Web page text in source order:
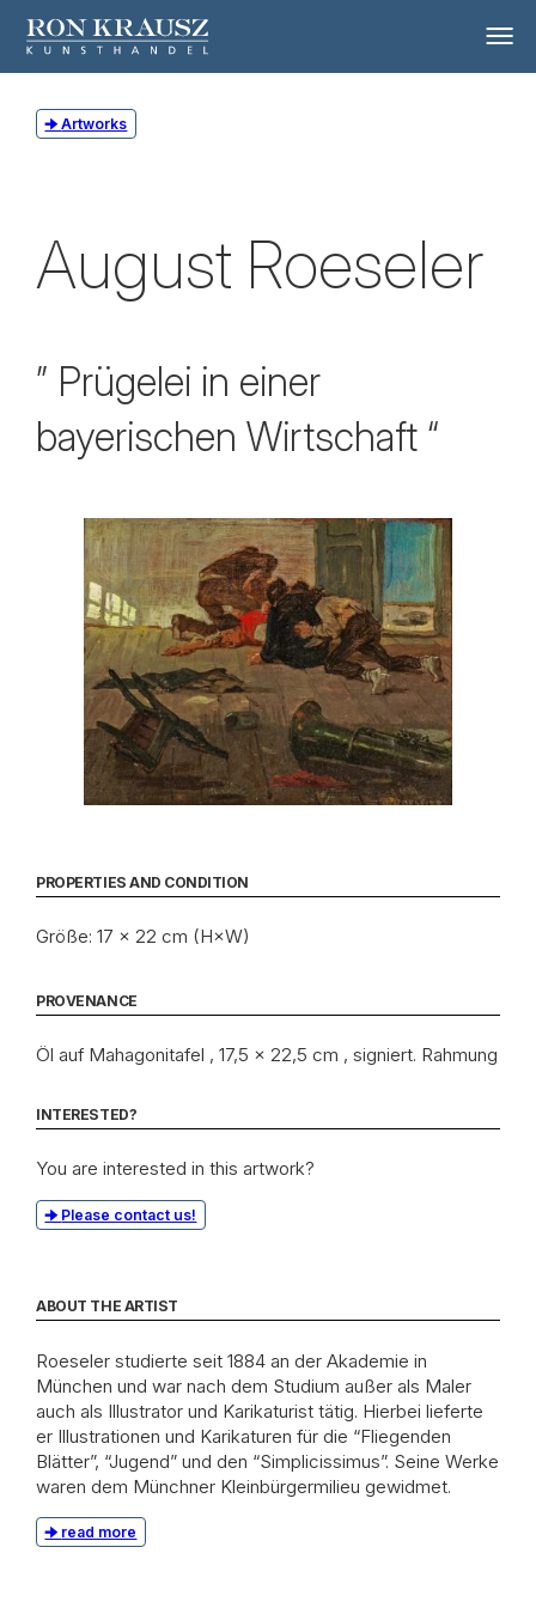
Artworks
August Roeseler
” Prügelei in einer
bayerischen Wirtschaft “
PROPERTIES AND CONDITION
Größe: 17 × 22 cm (H×W)
PROVENANCE
Öl auf Mahagonitafel , 17,5 x 22,5 cm , signiert. Rahmung
INTERESTED?
You are interested in this artwork?
Please contact us!
ABOUT THE ARTIST
Roeseler studierte seit 1884 an der Akademie in
München und war nach dem Studium außer als Maler
auch als Illustrator und Karikaturist tätig. Hierbei lieferte
er Illustrationen und Karikaturen für die “Fliegenden
Blätter”, “Jugend” und den “Simplicissimus”. Seine Werke
waren dem Münchner Kleinbürgermilieu gewidmet.
read more